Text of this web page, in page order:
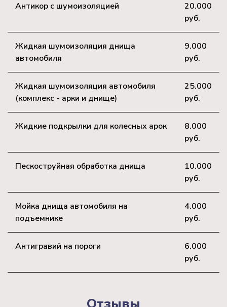
Антикор с шумоизоляцией
20.000
руб.
Жидкая шумоизоляция днища
автомобиля
9.000
руб.
Жидкая шумоизоляция автомобиля
(комплекс - арки и днище)
25.000
руб.
Жидкие подкрылки для колесных арок
8.000
руб.
Пескоструйная обработка днища
10.000
руб.
Мойка днища автомобиля на
подъемнике
4.000
руб.
Антигравий на пороги
6.000
руб.